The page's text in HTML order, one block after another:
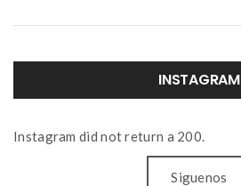
INSTAGRAM
Instagram did not return a 200.
Siguenos